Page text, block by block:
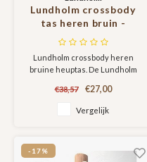
Lundholm crossbody
tas heren bruin -
heuptas heren festival
en outdoor - fanny
pack heren full body |
Lundholm Roskilde
serie
Lundholm crossbody heren
bruine heuptas. De Lundholm
hoogwaardige heren tas.
Perfect voor zowel festivals als
outdoor gebruik.
€38,57 €27,00
Vergelijk
-17%